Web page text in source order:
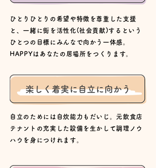
ひとりひとりの希望や特徴を尊重した支援
と、一緒に街を活性化(社会貢献)するという
ひとつの目標にみんなで向かう一体感。
HAPPYはあなたの居場所をつくります。
楽しく着実に自立に向かう
自立のためには自炊能力もだいじ。元飲食店
テナントの充実した設備を生かして調理ノウ
ハウを身につけれます。